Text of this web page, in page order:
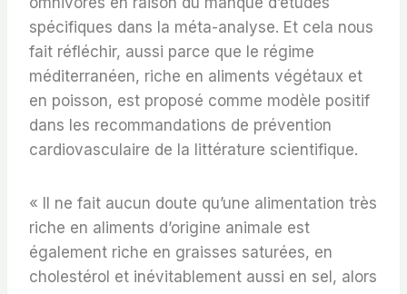
spécifiques dans la méta-analyse. Et cela nous
fait réfléchir, aussi parce que le régime
méditerranéen, riche en aliments végétaux et
en poisson, est proposé comme modèle positif
dans les recommandations de prévention
cardiovasculaire de la littérature scientifique.
« Il ne fait aucun doute qu’une alimentation très
riche en aliments d’origine animale est
également riche en graisses saturées, en
cholestérol et inévitablement aussi en sel, alors